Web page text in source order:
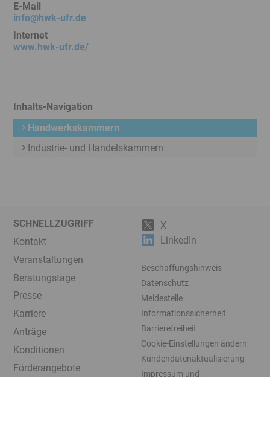
E-Mail
info@hwk-ufr.de
Internet
www.hwk-ufr.de/
Inhalts-Navigation
Handwerkskammern
Industrie- und Handelskammern
SCHNELLZUGRIFF
Kontakt
Veranstaltungen
Beratungstage
Presse
Karriere
Anträge
Konditionen
Förderangebote
X
LinkedIn
Beschaffungshinweis
Datenschutz
Meldestelle
Informationssicherheit
Barrierefreiheit
Cookie-Einstellungen ändern
Kundendatenaktualisierung
Impressum und